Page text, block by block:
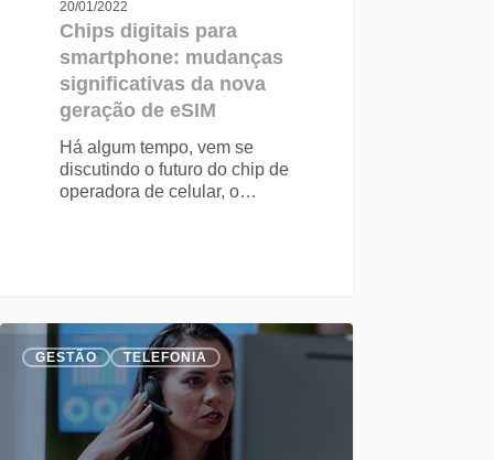
20/01/2022
Chips digitais para
smartphone: mudanças
significativas da nova
geração de eSIM
Há algum tempo, vem se
discutindo o futuro do chip de
operadora de celular, o…
GESTÃO TELEFONIA